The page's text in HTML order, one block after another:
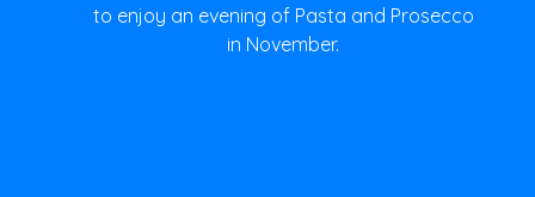
to enjoy an evening of Pasta and Prosecco
in November.